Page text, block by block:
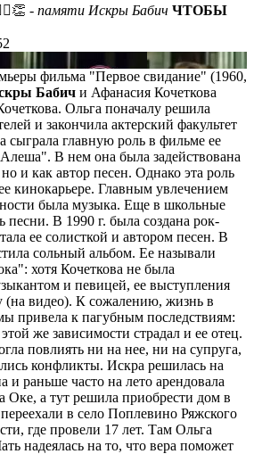
- памяти Искры Бабич ЧТОБЫ
фильма "Первое свидание" (1960,
Бабич и Афанасия Кочеткова
Ольга поначалу решила
и закончила актерский факультет
главную роль в фильме ее
В нем она была задействована
и как автор песен. Однако эта роль
кинокарьере. Главным увлечением
была музыка. Еще в школьные
песни. В 1990 г. была создана рок-
ее солисткой и автором песен. В
сольный альбом. Ее называли
хотя Кочеткова не была
и певицей, ее выступления
(на видео). К сожалению, жизнь в
привела к пагубным последствиям:
же зависимости страдал и ее отец.
повлиять ни на нее, ни на супруга,
конфликты. Искра решилась на
раньше часто на лето арендовала
Оке, а тут решила приобрести дом в
в село Поплевино Ряжского
где провели 17 лет. Там Ольга
надеялась на то, что вера поможет